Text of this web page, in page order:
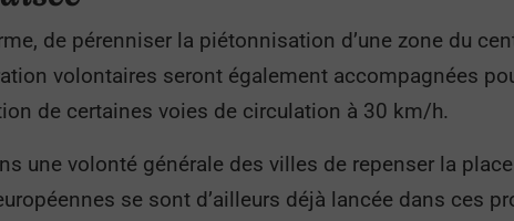
de pérenniser la piétonnisation d’une zone du
volontaires seront également accompagnées
de certaines voies de circulation à 30 km/h.
une volonté générale des villes de repenser la
se sont d’ailleurs déjà lancée dans ces